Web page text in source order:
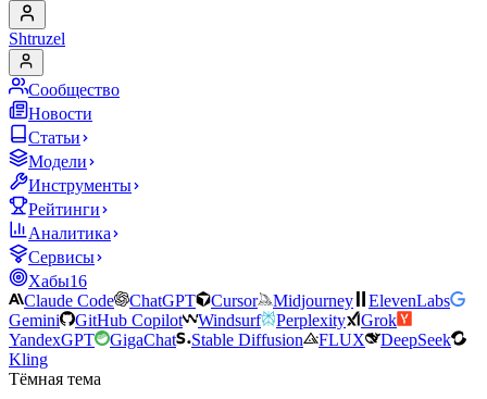
Shtruzel
Сообщество
Новости
Статьи
Модели
Инструменты
Рейтинги
Аналитика
Сервисы
Хабы16
Claude Code
ChatGPT Cursor Midjourney
ElevenLabs
Gemini
GitHub Copilot Windsurf Perplexity
Grok
YandexGPT
GigaChat Stable Diffusion FLUX
DeepSeek
Kling
Тёмная тема